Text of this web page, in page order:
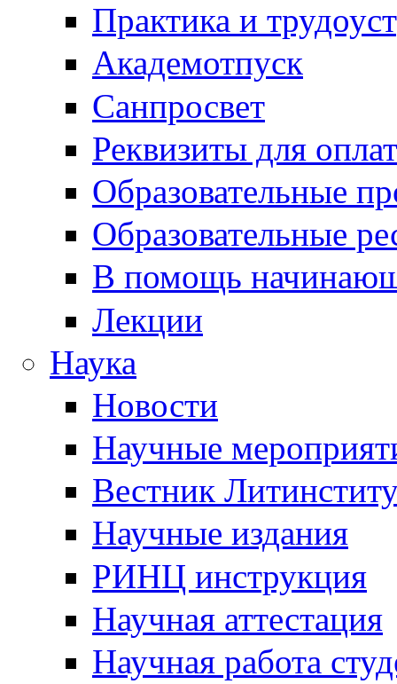
Практика и
Академотпуск
Санпросвет
Реквизиты для
Образовательные
Образовательные
В помощь
Лекции
Наука
Новости
Научные
Вестник
Научные издания
РИНЦ инструкция
Научная аттестация
Научная работа